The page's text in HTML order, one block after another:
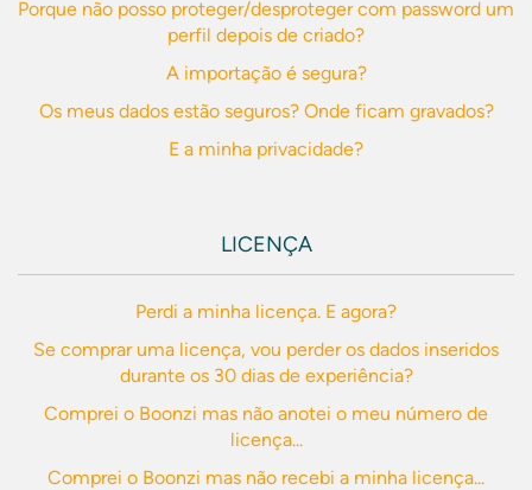
Porque não posso proteger/desproteger com password um
perfil depois de criado?
A importação é segura?
Os meus dados estão seguros? Onde ficam gravados?
E a minha privacidade?
LICENÇA
Perdi a minha licença. E agora?
Se comprar uma licença, vou perder os dados inseridos
durante os 30 dias de experiência?
Comprei o Boonzi mas não anotei o meu número de
licença...
Comprei o Boonzi mas não recebi a minha licença...